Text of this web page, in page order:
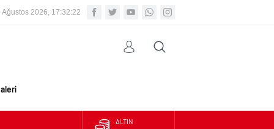
Ağustos 2026, 17:32:24
BIST